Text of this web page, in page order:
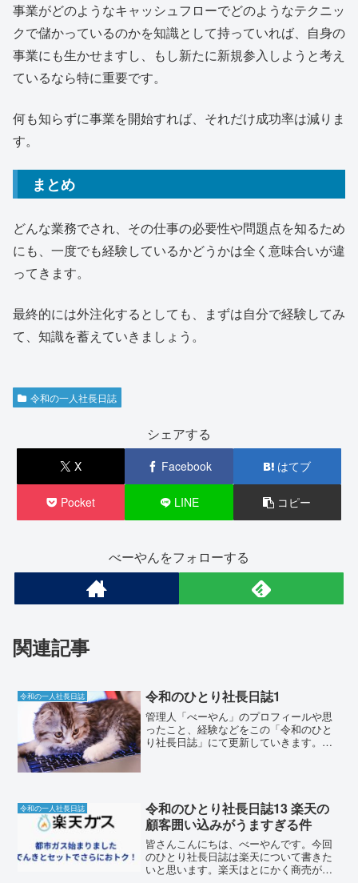
事業がどのようなキャッシュフローでどのようなテクニッ
クで儲かっているのかを知識として持っていれば、自身の
事業にも生かせますし、もし新たに新規参入しようと考え
ているなら特に重要です。
何も知らずに事業を開始すれば、それだけ成功率は減りま
す。
まとめ
どんな業務でされ、その仕事の必要性や問題点を知るため
にも、一度でも経験しているかどうかは全く意味合いが違
ってきます。
最終的には外注化するとしても、まずは自分で経験してみ
て、知識を蓄えていきましょう。
令和の一人社長日誌
シェアする
X Facebook はてブ
Pocket LINE コピー
べーやんをフォローする
関連記事
令和の一人社長日誌 令和のひとり社長日誌1
管理人「べーやん」のプロフィールや思
ったこと、経験などをこの「令和のひと
り社長日誌」にて更新していきます。は
令和の一人社長日誌
令和のひとり社長日誌13 楽天の
顧客囲い込みがうますぎる件
皆さんこんにちは、べーやんです。今回
のひとり社長日誌は楽天について書きた
いと思います。楽天はとにかく商売が上